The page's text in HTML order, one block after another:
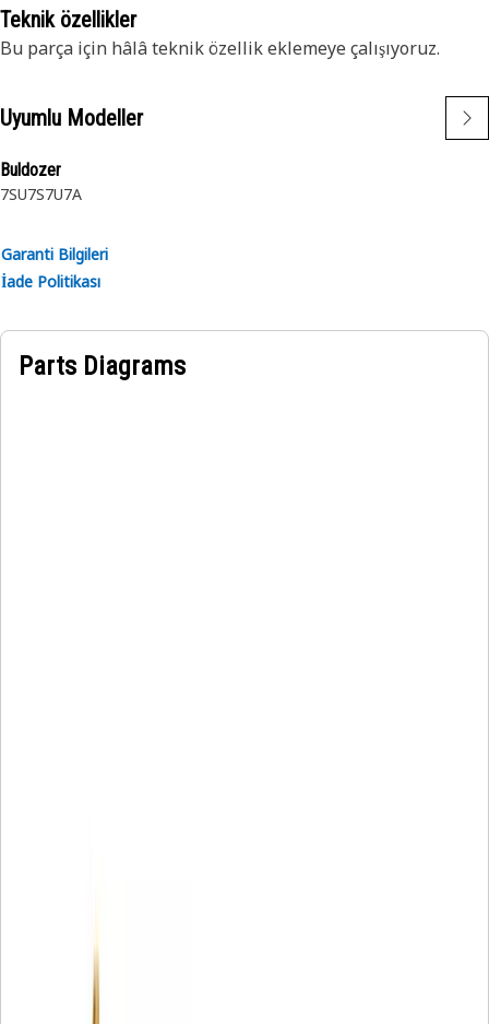
Teknik özellikler
Bu parça için hâlâ teknik özellik eklemeye çalışıyoruz.
Uyumlu Modeller
Buldozer
7SU7S7U7A
Garanti Bilgileri
İade Politikası
Parts Diagrams